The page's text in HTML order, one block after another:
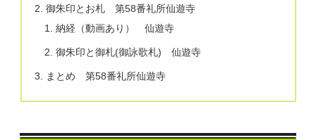
御朱印とお札 第58番礼所仙遊寺
納経（動画あり） 仙遊寺
御朱印と御札(御詠歌札) 仙遊寺
まとめ 第58番礼所仙遊寺